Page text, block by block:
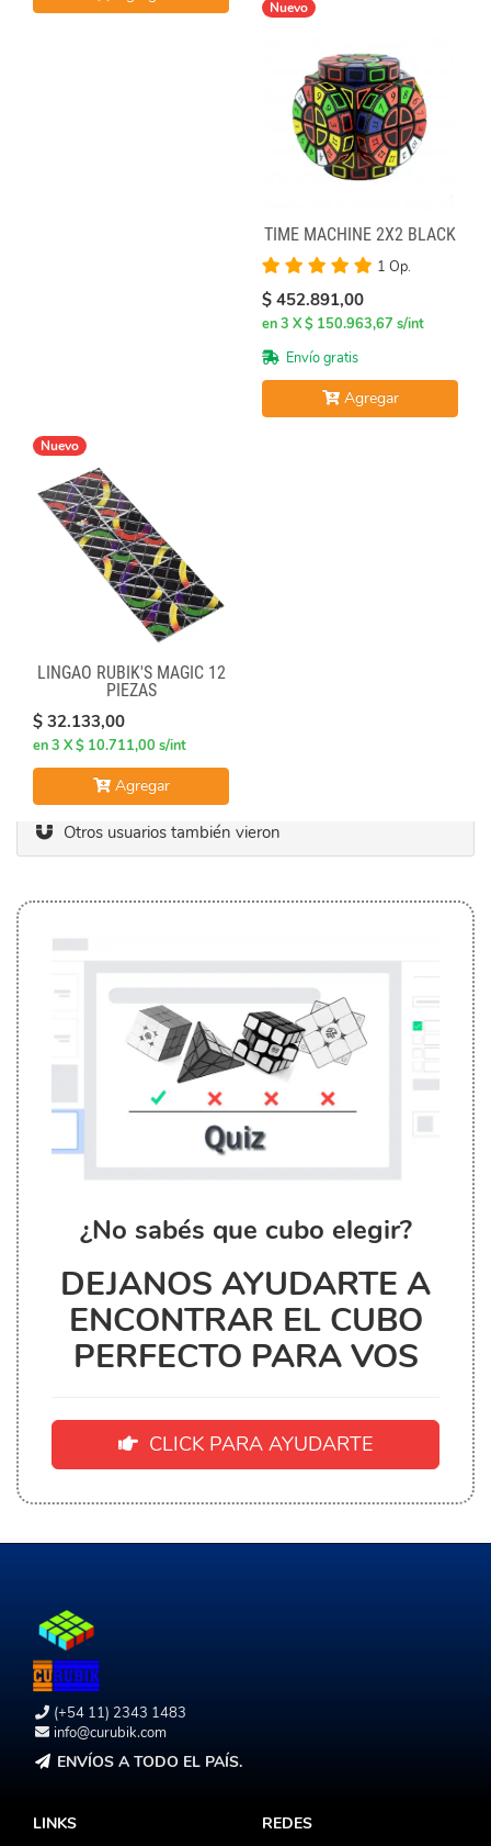
Nuevo
TIME MACHINE 2X2 BLACK
1 Op.
$ 452.891,00
en 3 X $ 150.963,67 s/int
Envío gratis
Agregar
Nuevo
LINGAO RUBIK'S MAGIC 12
PIEZAS
$ 32.133,00
en 3 X $ 10.711,00 s/int
Agregar
Otros usuarios también vieron
¿No sabés que cubo elegir?
DEJANOS AYUDARTE A
ENCONTRAR EL CUBO
PERFECTO PARA VOS
CLICK PARA AYUDARTE
(+54 11) 2343 1483
info@curubik.com
ENVÍOS A TODO EL PAÍS.
LINKS REDES